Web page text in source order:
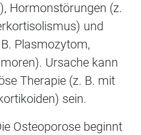
Hormonstörungen (z.
und
Plasmozytom,
Ursache kann
Therapie (z. B. mit
sein.
Osteoporose beginnt